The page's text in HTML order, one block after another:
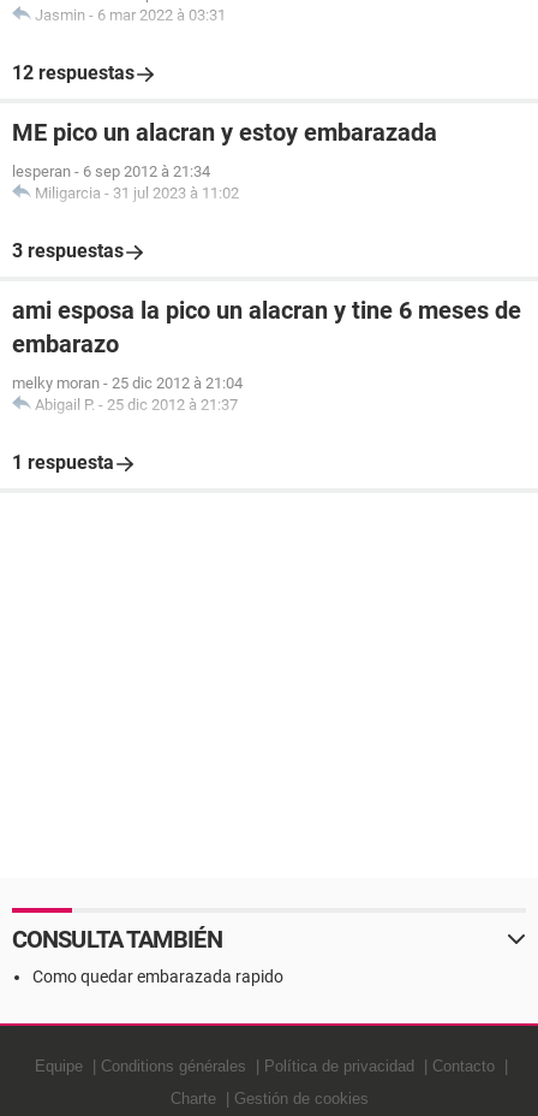
Jasmin - 6 mar 2022 à 03:31
12 respuestas
ME pico un alacran y estoy embarazada
lesperan - 6 sep 2012 à 21:34
Miligarcia - 31 jul 2023 à 11:02
3 respuestas
ami esposa la pico un alacran y tine 6 meses de
embarazo
melky moran - 25 dic 2012 à 21:04
Abigail P. - 25 dic 2012 à 21:37
1 respuesta
CONSULTA TAMBIÉN
Como quedar embarazada rapido
Equipe Conditions générales Política de privacidad
Contacto
Charte
Gestión de cookies